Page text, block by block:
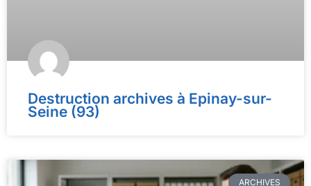
Destruction archives à Epinay-sur-
Seine (93)
ARCHIVES